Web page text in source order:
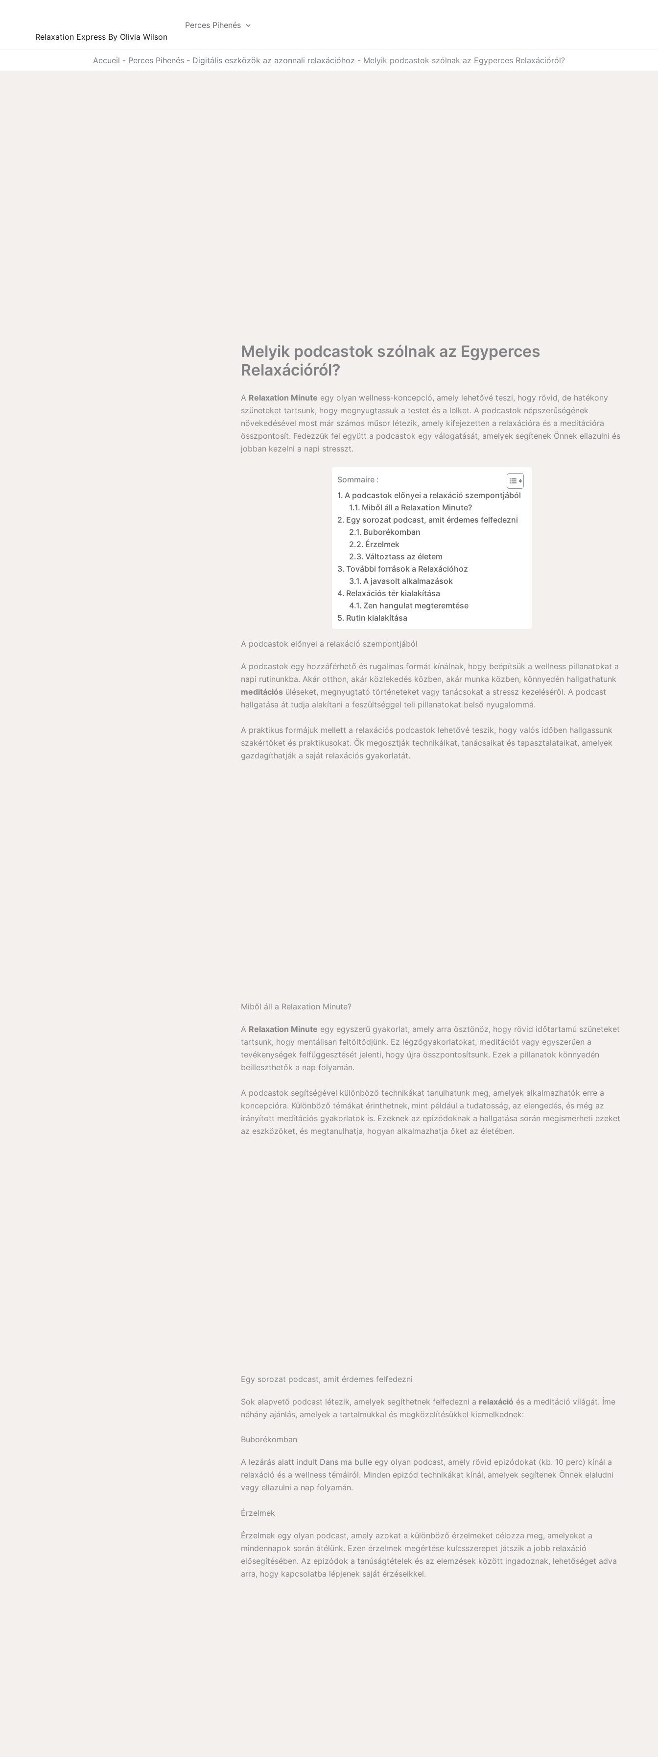
Relaxation Express By Olivia Wilson
Perces Pihenés
Accueil - Perces Pihenés - Digitális eszközök az azonnali relaxációhoz - Melyik podcastok szólnak az Egyperces Relaxációról?
Melyik podcastok szólnak az Egyperces
Relaxációról?
A Relaxation Minute egy olyan wellness-koncepció, amely lehetővé teszi, hogy rövid, de hatékony
szüneteket tartsunk, hogy megnyugtassuk a testet és a lelket. A podcastok népszerűségének
növekedésével most már számos műsor létezik, amely kifejezetten a relaxációra és a meditációra
összpontosít. Fedezzük fel együtt a podcastok egy válogatását, amelyek segítenek Önnek ellazulni és
jobban kezelni a napi stresszt.
Sommaire :
A podcastok előnyei a relaxáció szempontjából
Miből áll a Relaxation Minute?
Egy sorozat podcast, amit érdemes felfedezni
Buborékomban
Érzelmek
Változtass az életem
További források a Relaxációhoz
A javasolt alkalmazások
Relaxációs tér kialakítása
Zen hangulat megteremtése
Rutin kialakítása
A podcastok előnyei a relaxáció szempontjából
A podcastok egy hozzáférhető és rugalmas formát kínálnak, hogy beépítsük a wellness pillanatokat a
napi rutinunkba. Akár otthon, akár közlekedés közben, akár munka közben, könnyedén hallgathatunk
meditációs üléseket, megnyugtató történeteket vagy tanácsokat a stressz kezeléséről. A podcast
hallgatása át tudja alakítani a feszültséggel teli pillanatokat belső nyugalommá.
A praktikus formájuk mellett a relaxációs podcastok lehetővé teszik, hogy valós időben hallgassunk
szakértőket és praktikusokat. Ők megosztják technikáikat, tanácsaikat és tapasztalataikat, amelyek
gazdagíthatják a saját relaxációs gyakorlatát.
Miből áll a Relaxation Minute?
A Relaxation Minute egy egyszerű gyakorlat, amely arra ösztönöz, hogy rövid időtartamú szüneteket
tartsunk, hogy mentálisan feltöltődjünk. Ez légzőgyakorlatokat, meditációt vagy egyszerűen a
tevékenységek felfüggesztését jelenti, hogy újra összpontosítsunk. Ezek a pillanatok könnyedén
beilleszthetők a nap folyamán.
A podcastok segítségével különböző technikákat tanulhatunk meg, amelyek alkalmazhatók erre a
koncepcióra. Különböző témákat érinthetnek, mint például a tudatosság, az elengedés, és még az
irányított meditációs gyakorlatok is. Ezeknek az epizódoknak a hallgatása során megismerheti ezeket
az eszközöket, és megtanulhatja, hogyan alkalmazhatja őket az életében.
Egy sorozat podcast, amit érdemes felfedezni
Sok alapvető podcast létezik, amelyek segíthetnek felfedezni a relaxáció és a meditáció világát. Íme
néhány ajánlás, amelyek a tartalmukkal és megközelítésükkel kiemelkednek:
Buborékomban
A lezárás alatt indult Dans ma bulle egy olyan podcast, amely rövid epizódokat (kb. 10 perc) kínál a
relaxáció és a wellness témáiról. Minden epizód technikákat kínál, amelyek segítenek Önnek elaludni
vagy ellazulni a nap folyamán.
Érzelmek
Érzelmek egy olyan podcast, amely azokat a különböző érzelmeket célozza meg, amelyeket a
mindennapok során átélünk. Ezen érzelmek megértése kulcsszerepet játszik a jobb relaxáció
elősegítésében. Az epizódok a tanúságtételek és az elemzések között ingadoznak, lehetőséget adva
arra, hogy kapcsolatba lépjenek saját érzéseikkel.